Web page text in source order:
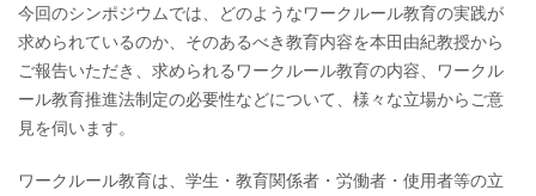
今回のシンポジウムでは、どのようなワークルール教育の実践が
求められているのか、そのあるべき教育内容を本田由紀教授から
ご報告いただき、求められるワークルール教育の内容、ワークル
ール教育推進法制定の必要性などについて、様々な立場からご意
見を伺います。
ワークルール教育は、学生・教育関係者・労働者・使用者等の立